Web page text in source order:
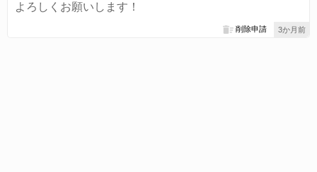
よろしくお願いします！
3か月前
削除申請